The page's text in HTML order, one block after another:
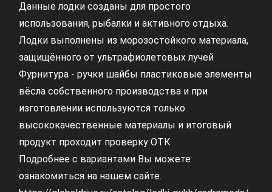
Данные лодки созданы для простого
использования, рыбалки и активного отдыха.
Лодки выполнены из морозостойкого материала,
защищённого от ультрафиолетовых лучей
Фурнитура - ручки шайбы пластиковые элементы
вёсла собственного производства и при
изготовлении используются только
высококачественные материалы и итоговый
продукт проходит проверку ОТК
Подробнее с вариантами Вы можете
ознакомиться на нашем сайте.